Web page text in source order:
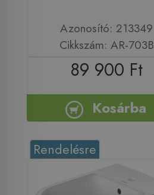
Azonosító: 213349
Cikkszám: AR-703B
89 900 Ft
Kosárba
Rendelésre